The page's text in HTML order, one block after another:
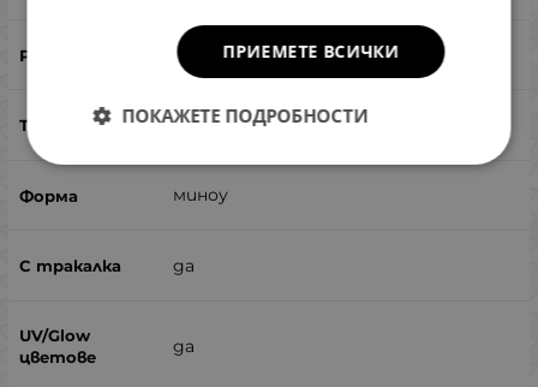
65
10.5
миноу
да
да
ПРИЕМЕТЕ ВСИЧКИ
ПОКАЖЕТЕ ПОДРОБНОСТИ